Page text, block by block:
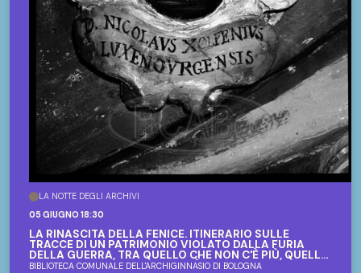
LA NOTTE DEGLI ARCHIVI
05 GIUGNO 18:30
LA RINASCITA DELLA FENICE. ITINERARIO SULLE
TRACCE DI UN PATRIMONIO VIOLATO DALLA FURIA
DELLA GUERRA, TRA QUELLO CHE NON C'È PIÙ, QUELLO
CHE SI CREDEVA PERDUTO ED È STATO RITROVATO,
BIBLIOTECA COMUNALE DELL'ARCHIGINNASIO DI BOLOGNA